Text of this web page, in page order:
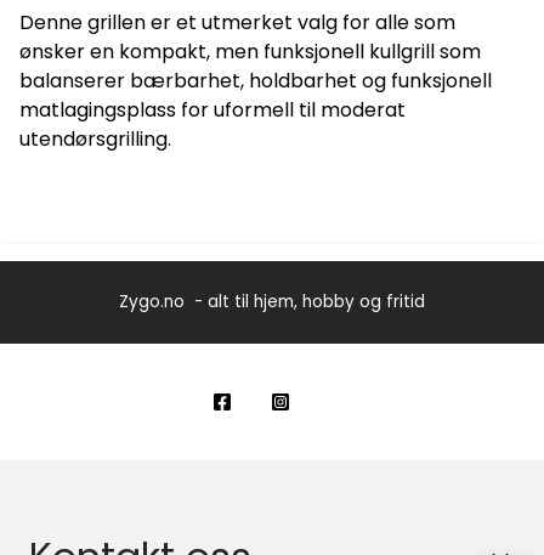
Denne grillen er et utmerket valg for alle som
ønsker en kompakt, men funksjonell kullgrill som
balanserer bærbarhet, holdbarhet og funksjonell
matlagingsplass for uformell til moderat
utendørsgrilling.
Zygo.no - alt til hjem, hobby og fritid